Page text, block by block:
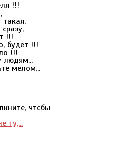
!!!
!!!
будет !!!
!!!
людям..,
мелом...
чтобы
ту,...